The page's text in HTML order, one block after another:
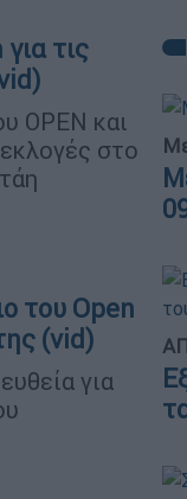
τις
OPEN και
εκλογές στο
του Open
(vid)
για